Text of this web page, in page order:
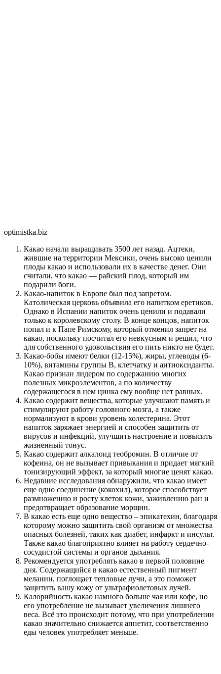
optimistka.biz
Какао начали выращивать 3500 лет назад. Ацтеки,
жившие на территории Мексики, очень высоко ценили
плоды какао и использовали их в качестве денег. Они
считали, что какао — райский плод, который им
подарили боги.
Какао-напиток в Европе был под запретом.
Католическая церковь объявила его напитком еретиков.
Однако в Испании напиток очень ценили и подавали
только к королевскому столу. В конце концов, напиток
попал и к Папе Римскому, который отменил запрет на
какао, поскольку посчитал его невкусным и решил, что
для собственного удовольствия его пить никто не будет.
Какао-бобы имеют белки (12-15%), жиры, углеводы (6-
10%), витамины группы В, клетчатку и антиоксиданты.
Какао признан лидером по содержанию многих
полезных микроэлементов, а по количеству
содержащегося в нем цинка ему вообще нет равных.
Какао содержит вещества, которые улучшают память и
стимулируют работу головного мозга, а также
нормализуют в крови уровень холестерина. Этот
напиток заряжает энергией и способен защитить от
вирусов и инфекций, улучшить настроение и повысить
жизненный тонус.
Какао содержит алкалоид теобромин. В отличие от
кофеина, он не вызывает привыкания и придает мягкий
тонизирующий эффект, за который многие ценят какао.
Недавние исследования обнаружили, что какао имеет
еще одно соединение (кокохил), которое способствует
размножению и росту клеток кожи, заживлению ран и
предотвращает образование морщин.
В какао есть еще одно вещество – эпикатехин, благодаря
которому можно защитить свой организм от множества
опасных болезней, таких как диабет, инфаркт и инсульт.
Также какао благоприятно влияет на работу сердечно-
сосудистой системы и органов дыхания.
Рекомендуется употреблять какао в первой половине
дня. Содержащийся в какао естественный пигмент
меланин, поглощает тепловые лучи, а это поможет
защитить вашу кожу от ультрафиолетовых лучей.
Калорийность какао намного больше чая или кофе, но
его употребление не вызывает увеличения лишнего
веса. Всё это происходит потому, что при употреблении
какао значительно снижается аппетит, соответственно
еды человек употребляет меньше.